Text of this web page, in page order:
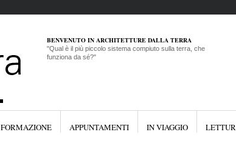
BENVENUTO IN ARCHITETTURE DALLA TERRA
"Qual è il più piccolo sistema compiuto sulla terra, che
funziona da sé?"
FORMAZIONE APPUNTAMENTI IN VIAGGIO